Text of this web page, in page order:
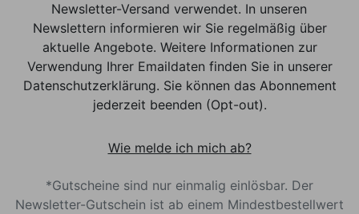
Newsletter-Versand verwendet. In unseren
Newslettern informieren wir Sie regelmäßig über
aktuelle Angebote. Weitere Informationen zur
Verwendung Ihrer Emaildaten finden Sie in unserer
Datenschutzerklärung. Sie können das Abonnement
jederzeit beenden (Opt-out).
Wie melde ich mich ab?
*Gutscheine sind nur einmalig einlösbar. Der
Newsletter-Gutschein ist ab einem Mindestbestellwert